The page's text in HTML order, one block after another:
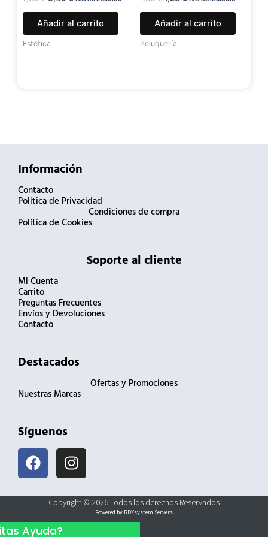
Añadir al carrito
Estética
Añadir al carrito
Peluquería
Información
Contacto
Política de Privacidad
Condiciones de compra
Política de Cookies
Soporte al cliente
Mi Cuenta
Carrito
Preguntas Frecuentes
Envíos y Devoluciones
Contacto
Destacados
Ofertas y Promociones
Nuestras Marcas
Síguenos
F
a
e
o
I
n
t
Copyright © 2026 Todos los derechos Reservados
Powered by RDXsystem Servers
Ayuda?